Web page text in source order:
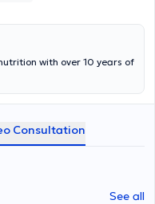
with over 10 years of
Consultation
See all